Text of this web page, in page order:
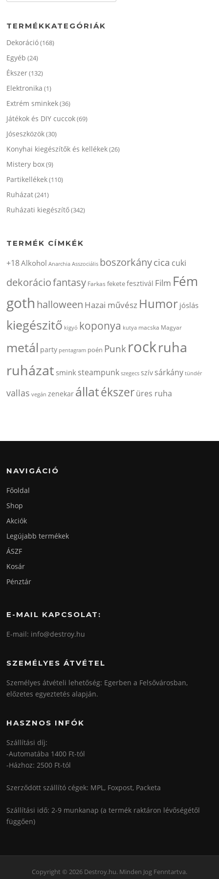
következőre:
TERMÉKKATEGÓRIÁK
Dekoráció(168)
Egyéb (24)
Ékszer(132)
Elektronika (1)
Extrém sminkek(36)
Játékok és DIY cuccok(69)
Jóseszközök(30)
Konyhai kiegészítők és kellékek(26)
Mistery box(9)
Partikellékek(110)
Ruházat(241)
Ruházati kiegészítő(342)
TERMÉK CÍMKÉK
+18Alkohol Anarchia Asszociális boszorkánycica cuki
dekoráciofantasy Farkas feketefesztivál Film Fém
goth halloween Hazai művész Humor jóslás
kiegészitő kigyó koponya kutya macska Magyar
metál party pentagram poén Punkrockruha
ruházat smink steampunk szegecs szív sárkány tündér
vallas vegán zenekar állatékszerüres ruha
NAVIGÁCIÓ
Főoldal
Shop
Akciók
Legújabb termékek
ÁSZF
Kosár
Pénztár
E-MAIL KAPCSOLAT:
E-mail: info@destroy.hu
SZEMÉLYES ÁTVÉTEL
Személyes átvételi lehetőség: Egerben a Felsővárosban,
előzetes egyeztetés alapján.
HASZNOS INFÓK
Szállítási díj:
-Automatába 1400 Ft-tól
-Házhoz: 2500 Ft-tól
Szerződött szállító cégek: MPL, Foxpost, Packeta
Szállítási idő: 2-9 munkanap (a termék raktáron lévőségétől
függően)
Copyright © 2026 Destroy.hu. Minden Jog Fenntartva.